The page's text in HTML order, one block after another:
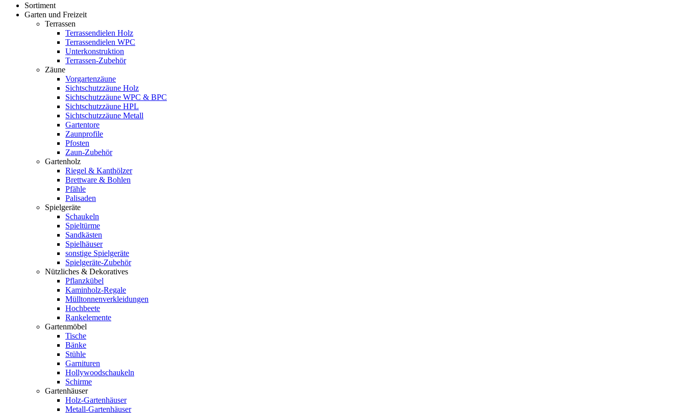
Sortiment
Garten und Freizeit
Terrassen
Terrassendielen Holz
Terrassendielen WPC
Unterkonstruktion
Terrassen-Zubehör
Zäune
Vorgartenzäune
Sichtschutzzäune Holz
Sichtschutzzäune WPC & BPC
Sichtschutzzäune HPL
Sichtschutzzäune Metall
Gartentore
Zaunprofile
Pfosten
Zaun-Zubehör
Gartenholz
Riegel & Kanthölzer
Brettware & Bohlen
Pfähle
Palisaden
Spielgeräte
Schaukeln
Spieltürme
Sandkästen
Spielhäuser
sonstige Spielgeräte
Spielgeräte-Zubehör
Nützliches & Dekoratives
Pflanzkübel
Kaminholz-Regale
Mülltonnenverkleidungen
Hochbeete
Rankelemente
Gartenmöbel
Tische
Bänke
Stühle
Garnituren
Hollywoodschaukeln
Schirme
Gartenhäuser
Holz-Gartenhäuser
Metall-Gartenhäuser